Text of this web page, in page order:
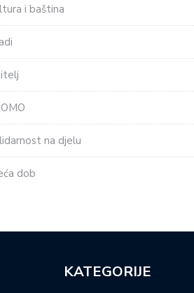
i baština
na djelu
dob
KATEGORIJE